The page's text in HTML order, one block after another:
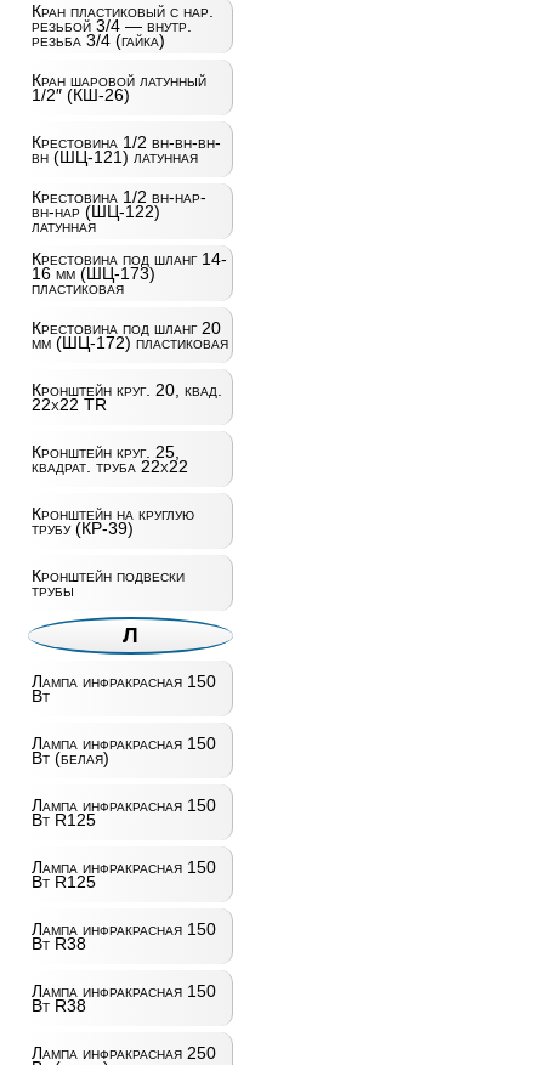
Кран пластиковый с нар.
резьбой 3/4 — внутр.
резьба 3/4 (гайка)
Кран шаровой латунный
1/2″ (КШ-26)
Крестовина 1/2 вн-вн-вн-
вн (ШЦ-121) латунная
Крестовина 1/2 вн-нар-
вн-нар (ШЦ-122)
латунная
Крестовина под шланг 14-
16 мм (ШЦ-173)
пластиковая
Крестовина под шланг 20
мм (ШЦ-172) пластиковая
Кронштейн круг. 20, квад.
22х22 TR
Кронштейн круг. 25,
квадрат. труба 22х22
Кронштейн на круглую
трубу (КР-39)
Кронштейн подвески
трубы
Л
Лампа инфракрасная 150
Вт
Лампа инфракрасная 150
Вт (белая)
Лампа инфракрасная 150
Вт R125
Лампа инфракрасная 150
Вт R125
Лампа инфракрасная 150
Вт R38
Лампа инфракрасная 150
Вт R38
Лампа инфракрасная 250